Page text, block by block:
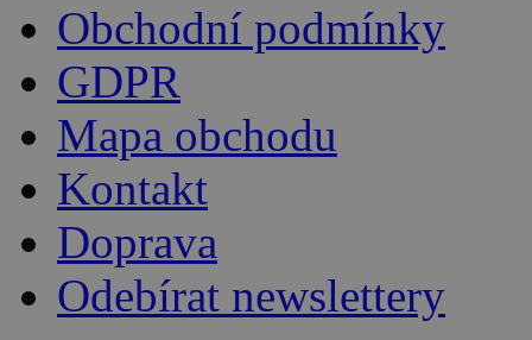
Obchodní podmínky
GDPR
Mapa obchodu
Kontakt
Doprava
Odebírat newslettery